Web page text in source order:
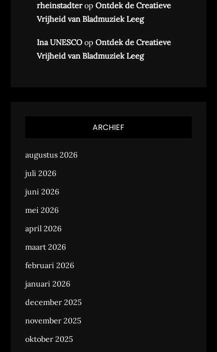
rheinstadteropOntdek de Creatieve
Vrijheid van Bladmuziek Leeg
Ina UNESCO opOntdek de Creatieve
Vrijheid van Bladmuziek Leeg
ARCHIEF
augustus 2026
juli 2026
juni 2026
mei 2026
april 2026
maart 2026
februari 2026
januari 2026
december 2025
november 2025
oktober 2025